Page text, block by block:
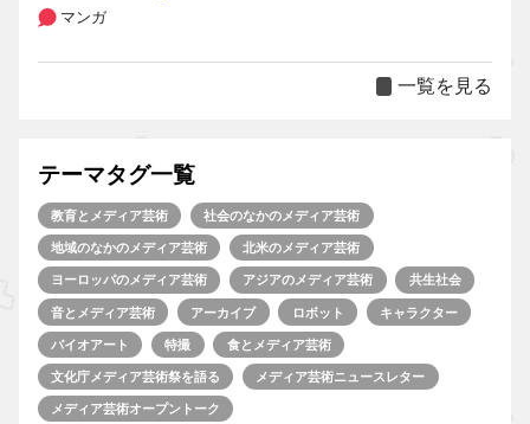
マンガ
一覧を見る
テーマタグ一覧
教育とメディア芸術 社会のなかのメディア芸術
地域のなかのメディア芸術 北米のメディア芸術
ヨーロッパのメディア芸術 アジアのメディア芸術 共生社会
音とメディア芸術 アーカイブ ロボット キャラクター
バイオアート 特撮 食とメディア芸術
文化庁メディア芸術祭を語る メディア芸術ニュースレター
メディア芸術オープントーク